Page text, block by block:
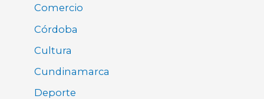
Comercio
Córdoba
Cultura
Cundinamarca
Deporte